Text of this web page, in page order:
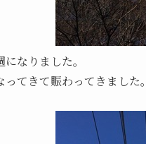
なりました。
ってきて賑わってきました